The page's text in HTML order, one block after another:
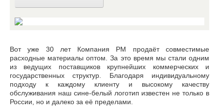
Вот уже 30 лет Компания РМ продаёт совместимые
расходные материалы оптом. За это время мы стали одним
из ведущих поставщиков крупнейших коммерческих и
государственных структур. Благодаря индивидуальному
подходу к каждому клиенту и высокому качеству
обслуживания наш сине-белый логотип известен не только в
России, но и далеко за её пределами.